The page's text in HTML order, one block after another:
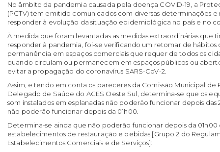
No âmbito da pandemia causada pela doença COVID-19, a
(PCTV) tem emitido comunicados com diversas determinações
responder à evolução da situação epidemiológica no país e no
À medida que foram levantadas as medidas extraordinárias que
responder à pandemia, foi-se verificando um retomar de hábitos
permanência em espaços comerciais que requer de todos os
quando circulam ou permanecem em espaços públicos ou
evitar a propagação do coronavírus SARS-CoV-2.
Assim, e tendo em conta os pareceres da Comissão Municipal de
Delegado de Saúde do ACES Oeste Sul, determina-se que os
som instalados em esplanadas não poderão funcionar depois das
não poderão funcionar depois da 01h00.
Determina-se ainda que não poderão funcionar depois da 01h00
estabelecimentos de restauração e bebidas [Grupo 2 do
Estabelecimentos Comerciais e de Serviços]: